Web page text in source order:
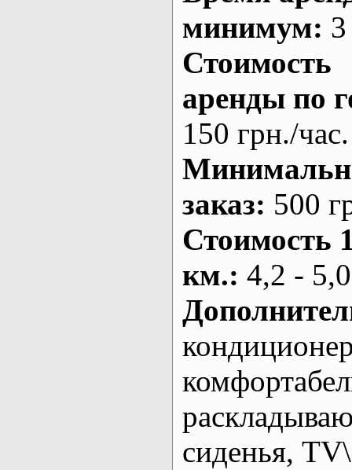
минимум:
Стоимость
аренды по
150 грн./час.
заказ: 500
Стоимость
км.: 4,2 -
сиденья,